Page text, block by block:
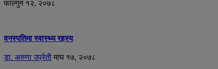
फाल्गुन १२, २०७८
वनस्पतिमा स्वास्थ्य रहस्य
डा. अरुणा उप्रेती माघ १७, २०७८